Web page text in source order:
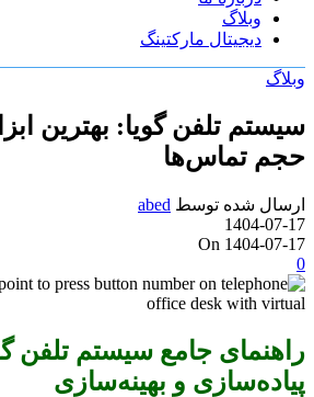
وبلاگ
دیجیتال مارکتینگ
وبلاگ
سیستم تلفن گویا: بهترین
حجم تماس‌ها
ارسال شده توسط abed
1404-07-17
On 1404-07-17
0
راهنمای جامع سیستم تلفن
پیاده‌سازی و بهینه‌سازی